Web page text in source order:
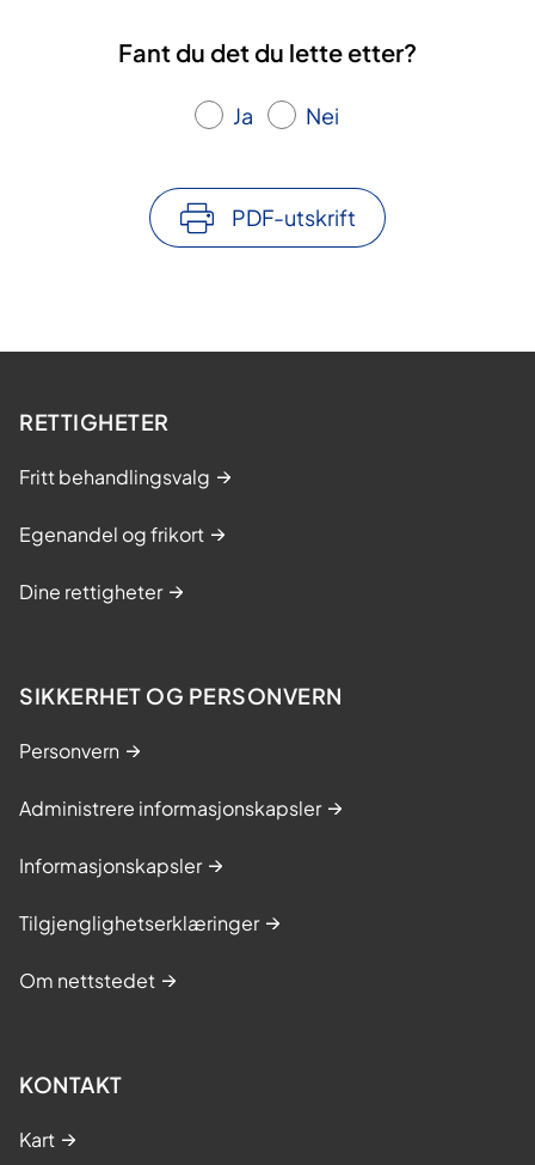
Fant du det du lette etter?
Ja Nei
PDF-utskrift
RETTIGHETER
Fritt behandlingsvalg
Egenandel og frikort
Dine rettigheter
SIKKERHET OG PERSONVERN
Personvern
Administrere informasjonskapsler
Informasjonskapsler
Tilgjenglighetserklæringer
Om nettstedet
KONTAKT
Kart